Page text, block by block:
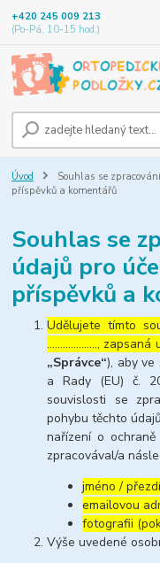
+420 245 009 213
(Po-Pá, 10-15 hod.)
Úvod
Souhlas se
příspěvků a komentářů
Souhlas se
údajů pro
příspěvků a
Udělujete tímto
………………., zapsaná
„Správce“), aby ve
a Rady (EU) č.
souvislosti se
pohybu těchto
nařízení o
zpracovával/a
jméno /
emailovou
fotografii
Výše uvedené